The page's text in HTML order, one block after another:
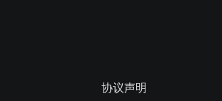
协议声明